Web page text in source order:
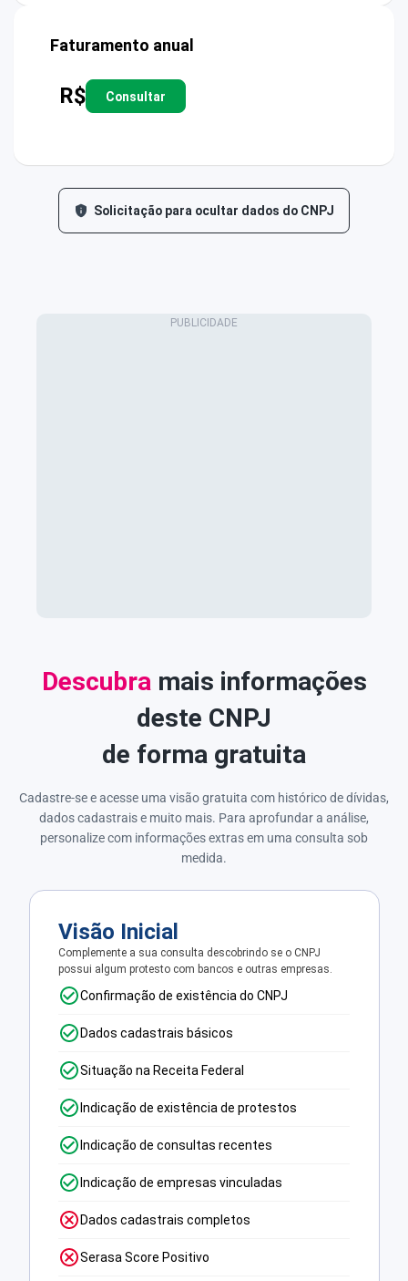
Faturamento anual
R$ Consultar
Solicitação para ocultar dados do CNPJ
Descubra mais informações
deste CNPJ
de forma gratuita
Cadastre-se e acesse uma visão gratuita com histórico de dívidas,
dados cadastrais e muito mais. Para aprofundar a análise,
personalize com informações extras em uma consulta sob
medida.
Visão Inicial
Complemente a sua consulta descobrindo se o CNPJ
possui algum protesto com bancos e outras empresas.
Confirmação de existência do CNPJ
Dados cadastrais básicos
Situação na Receita Federal
Indicação de existência de protestos
Indicação de consultas recentes
Indicação de empresas vinculadas
Dados cadastrais completos
Serasa Score Positivo